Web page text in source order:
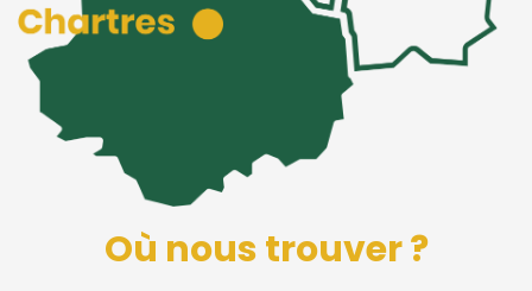
Où nous trouver ?